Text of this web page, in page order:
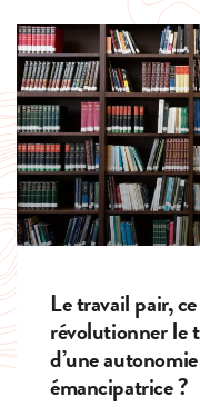
Le travail pair,
révolutionner le
d’une
émancipatrice ?